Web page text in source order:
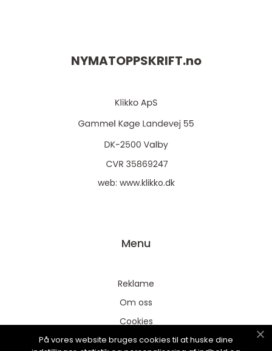
NYMATOPPSKRIFT.no
web: www.klikko.dk
Menu
Reklame
Om oss
Cookies
Kontakt Oss
På vores website bruges cookies til at huske dine